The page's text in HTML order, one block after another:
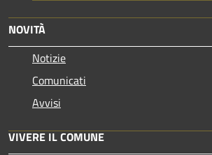
NOVITÀ
Notizie
Comunicati
Avvisi
VIVERE IL COMUNE